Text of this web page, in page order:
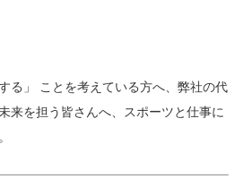
る」 ことを考えている方へ、弊社の代
来を担う皆さんへ、スポーツと仕事に